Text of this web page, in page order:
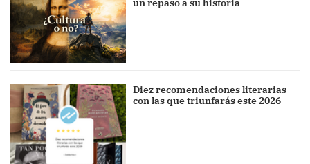
un repaso a su historia
Diez recomendaciones literarias
con las que triunfarás este 2026